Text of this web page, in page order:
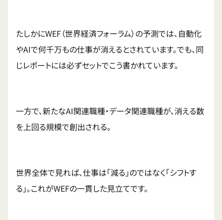
たしかにWEF（世界経済フォーラム）の予測では、自動化
やAIで何千万もの仕事が消えるとされています。でも、同
じレポートには必ずセットでこう書かれています。
一方で、新たなAI関連職種・データ関連職種が、消える数
を上回る規模で創出される。
世界全体で見れば、仕事は「減る」のではなく「シフトす
る」。これがWEFの一貫した見立てです。